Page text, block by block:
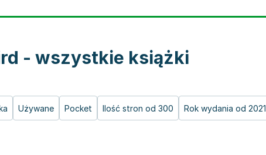
- wszystkie książki
Używane Pocket Ilość stron od 300 Rok wydania od 2021